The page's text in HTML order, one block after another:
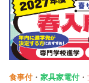
食事付・ 家具家電付・